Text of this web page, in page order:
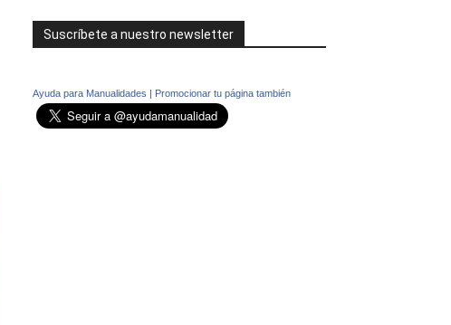
Suscríbete a nuestro newsletter
Ayuda para Manualidades | Promocionar tu página también